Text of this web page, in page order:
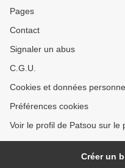
Pages
Contact
Signaler un abus
C.G.U.
Cookies et données
Préférences cookies
Voir le profil de Patsou sur le
Créer un